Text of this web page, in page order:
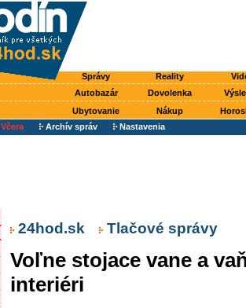
Správy Reality
Autobazár Dovolenka
Ubytovanie Nákup
Včera Archív správ Nastavenia
24hod.sk Tlačové správy
Voľne stojace vane a
interiéri